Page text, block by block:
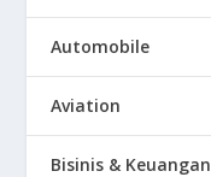
Automobile
Aviation
Bisinis & Keuangan